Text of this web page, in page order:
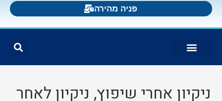
פניה מהירה
ניקיון אחרי שיפוץ, ניקיון לאחר